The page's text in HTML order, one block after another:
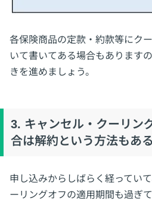
各保険商品の定款・約款等にク
いて書いてある場合もあります
きを進めましょう。
3. キャンセル・クーリン
合は解約という方法もある
申し込みからしばらく経ってい
ーリングオフの適用期間も過ぎ